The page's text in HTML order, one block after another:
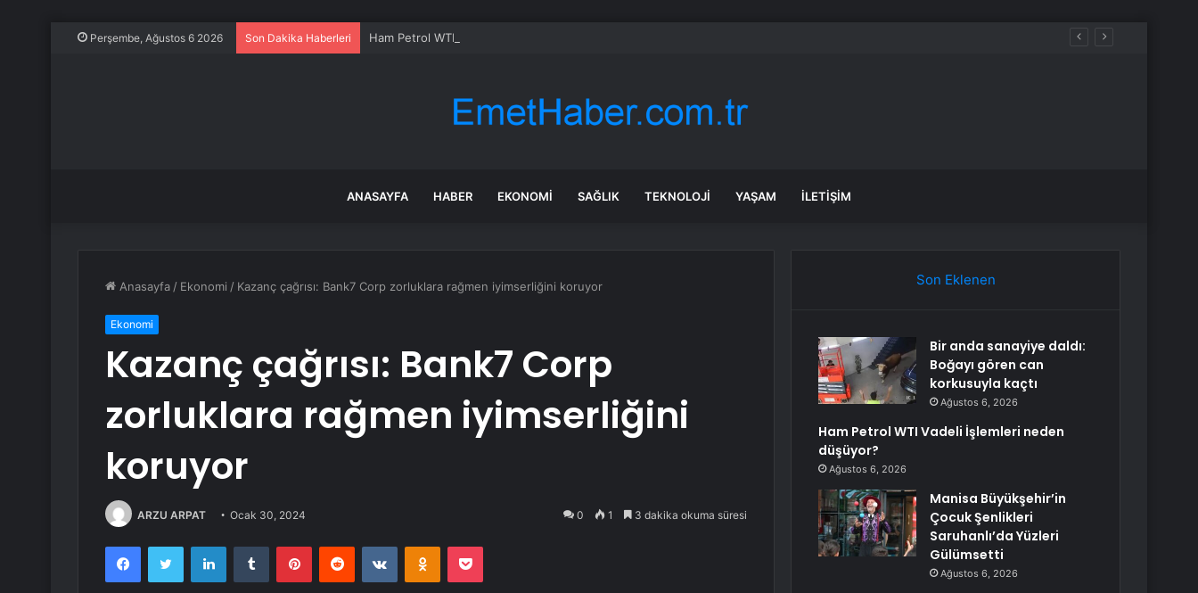
Perşembe, Ağustos 6 2026 Son Dakika Haberleri Ham Petrol WTI Vadeli İşlemleri neden düşüyor?
ANASAYFA HABER EKONOMI SAĞLIK TEKNOLOJI YAŞAM İLETIŞIM
Anasayfa / Ekonomi / Kazanç çağrısı: Bank7 Corp zorluklara rağmen iyimserliğini koruyor
Ekonomi
Kazanç çağrısı: Bank7 Corp
zorluklara rağmen iyimserliğini
koruyor
ARZU ARPAT Ocak 30, 2024 0 1 3 dakika okuma süresi
FacebookTwitter LinkedInTumblr PinterestReddit VKontakteOdnoklassniki
Pocket
Son Eklenen
Bir anda sanayiye daldı:
Boğayı gören can
korkusuyla kaçtı
Ağustos 6, 2026
Ham Petrol WTI Vadeli İşlemleri neden
düşüyor?
Ağustos 6, 2026
Manisa Büyükşehir’in
Çocuk Şenlikleri
Saruhanlı’da Yüzleri
Gülümsetti
Ağustos 6, 2026